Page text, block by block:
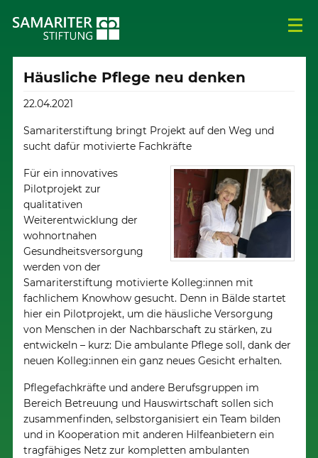
Häusliche Pflege neu denken
22.04.2021
Samariterstiftung bringt Projekt auf den Weg und
sucht dafür motivierte Fachkräfte
Für ein innovatives
Pilotprojekt zur
qualitativen
Weiterentwicklung der
wohnortnahen
Gesundheitsversorgung
werden von der
Samariterstiftung motivierte Kolleg:innen mit
fachlichem Knowhow gesucht. Denn in Bälde startet
hier ein Pilotprojekt, um die häusliche Versorgung
von Menschen in der Nachbarschaft zu stärken, zu
entwickeln – kurz: Die ambulante Pflege soll, dank der
neuen Kolleg:innen ein ganz neues Gesicht erhalten.
Pflegefachkräfte und andere Berufsgruppen im
Bereich Betreuung und Hauswirtschaft sollen sich
zusammenfinden, selbstorganisiert ein Team bilden
und in Kooperation mit anderen Hilfeanbietern ein
tragfähiges Netz zur kompletten ambulanten